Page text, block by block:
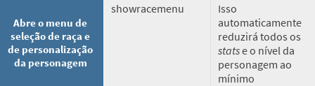
Abre o menu de
seleção de raça e
de personalização
da personagem
showracemenu
Isso
automaticamente
reduzirá todos os
statse o nível da
personagem ao
mínimo